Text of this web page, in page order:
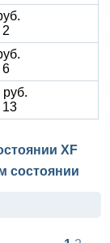
2
6
13
XF
состоянии